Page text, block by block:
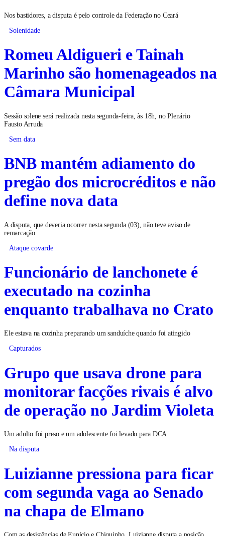
Nos bastidores, a disputa é pelo controle da Federação no Ceará
Solenidade
Romeu Aldigueri e Tainah
Marinho são homenageados na
Câmara Municipal
Sessão solene será realizada nesta segunda-feira, às 18h, no Plenário
Fausto Arruda
Sem data
BNB mantém adiamento do
pregão dos microcréditos e não
define nova data
A disputa, que deveria ocorrer nesta segunda (03), não teve aviso de
remarcação
Ataque covarde
Funcionário de lanchonete é
executado na cozinha
enquanto trabalhava no Crato
Ele estava na cozinha preparando um sanduíche quando foi atingido
Capturados
Grupo que usava drone para
monitorar facções rivais é alvo
de operação no Jardim Violeta
Um adulto foi preso e um adolescente foi levado para DCA
Na disputa
Luizianne pressiona para ficar
com segunda vaga ao Senado
na chapa de Elmano
Com as desistências de Eunício e Chiquinho, Luizianne disputa a posição